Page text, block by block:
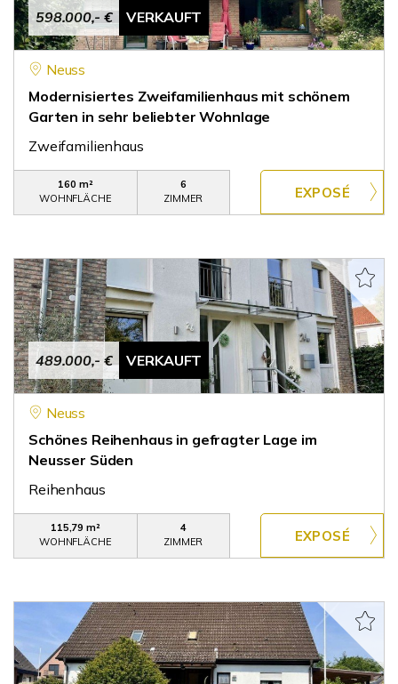
598.000,- € VERKAUFT
Neuss
Modernisiertes Zweifamilienhaus mit schönem
Garten in sehr beliebter Wohnlage
Zweifamilienhaus
160 m²
WOHNFLÄCHE
6
ZIMMER
489.000,- € VERKAUFT
Neuss
Schönes Reihenhaus in gefragter Lage im
Neusser Süden
Reihenhaus
115,79 m²
WOHNFLÄCHE
4
ZIMMER